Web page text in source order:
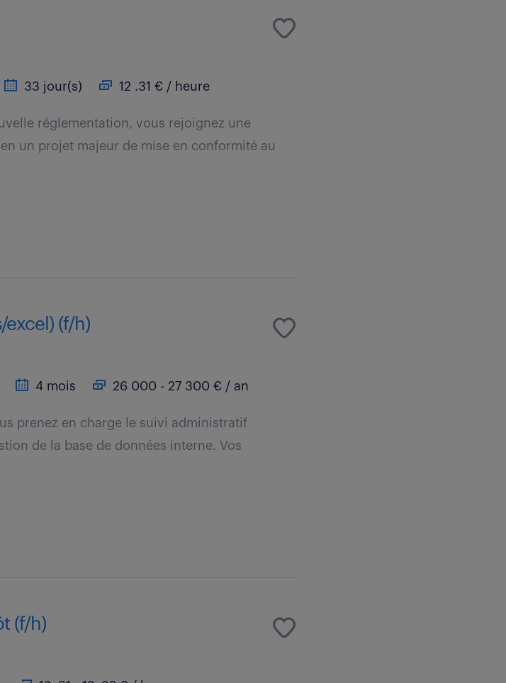
33 jour(s) 12 .31 € / heure
réglementation, vous rejoignez une
un projet majeur de mise en conformité au
excel) (f/h)
4 mois 26 000 - 27 300 € / an
prenez en charge le suivi administratif
de la base de données interne. Vos
(f/h)